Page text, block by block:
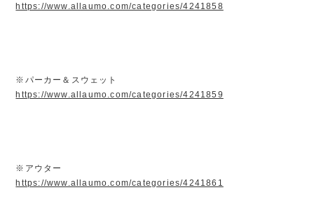
https://www.allaumo.com/categories/4241858
※パーカー＆スウェット
https://www.allaumo.com/categories/4241859
※アウター
https://www.allaumo.com/categories/4241861